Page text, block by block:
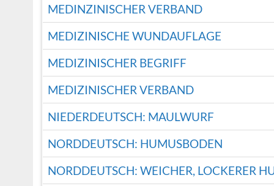
MEDINZINISCHER VERBAND
MEDIZINISCHE WUNDAUFLAGE
MEDIZINISCHER BEGRIFF
MEDIZINISCHER VERBAND
NIEDERDEUTSCH: MAULWURF
NORDDEUTSCH: HUMUSBODEN
NORDDEUTSCH: WEICHER, LOCKERER